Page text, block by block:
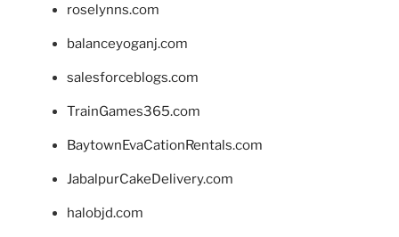
roselynns.com
balanceyoganj.com
salesforceblogs.com
TrainGames365.com
BaytownEvaCationRentals.com
JabalpurCakeDelivery.com
halobjd.com